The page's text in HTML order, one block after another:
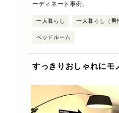
ーディネート事例。
一人暮らし 一人暮らし（男
ベッドルーム
すっきりおしゃれにモ